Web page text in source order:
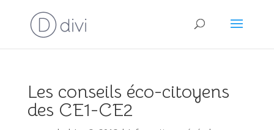
Les conseils éco-citoyens
des CE1-CE2